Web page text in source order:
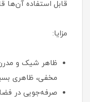
قابل استفاده آن‌ها
مزایا:
ظاهر شیک و
مخفی، ظاهری
صرفه‌جویی در